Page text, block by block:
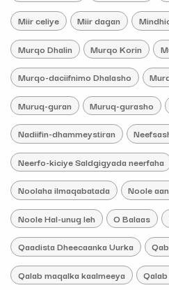
Miir celiye Miir dagan
Murqo Dhalin Murqo Korin
Murqo-daciifnimo Dhalasho
Muruq-guran Muruq-gurasho
Nadiifin-dhammeystiran
Neerfo-kiciye Saldgigyada neerfaha
Noolaha ilmaqabatada Noole
Noole Hal-unug leh O Balaas
Qaadista Dheecaanka Uurka
Qalab maqalka kaalmeeya